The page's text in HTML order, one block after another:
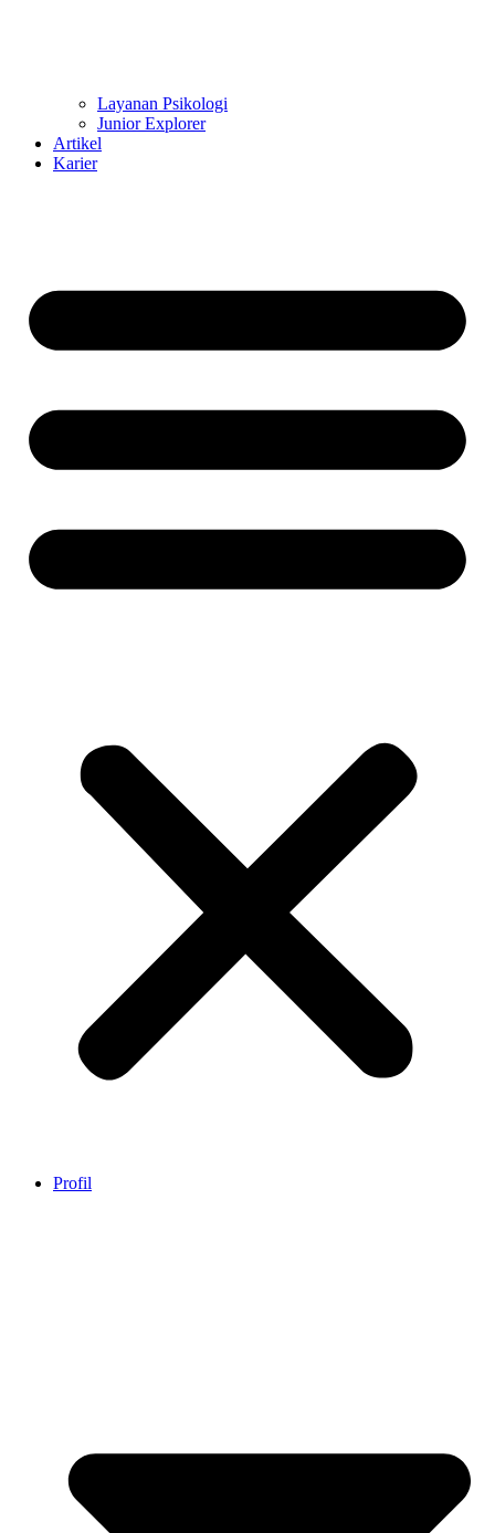
Layanan Psikologi
Junior Explorer
Artikel
Karier
Profil